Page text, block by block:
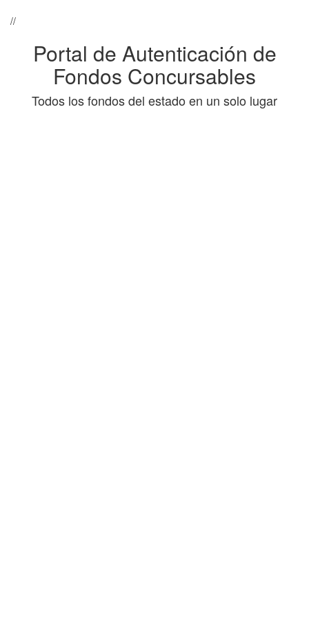
//
Portal de Autenticación de
Fondos Concursables
Todos los fondos del estado en un solo lugar